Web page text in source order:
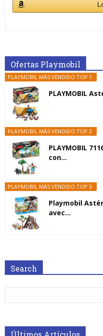
Ofertas Playmobil
PLAYMOBIL MÁS VENDIDO TOP 1
PLAYMOBIL
PLAYMOBIL MÁS VENDIDO TOP 2
PLAYMOBIL
con...
PLAYMOBIL MÁS VENDIDO TOP 3
Playmobil
avec...
Search